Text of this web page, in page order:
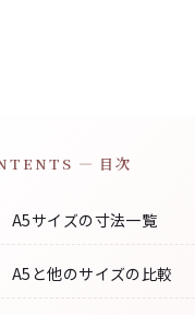
— 目次
A5サイズの寸法一覧
A5と他のサイズの比較